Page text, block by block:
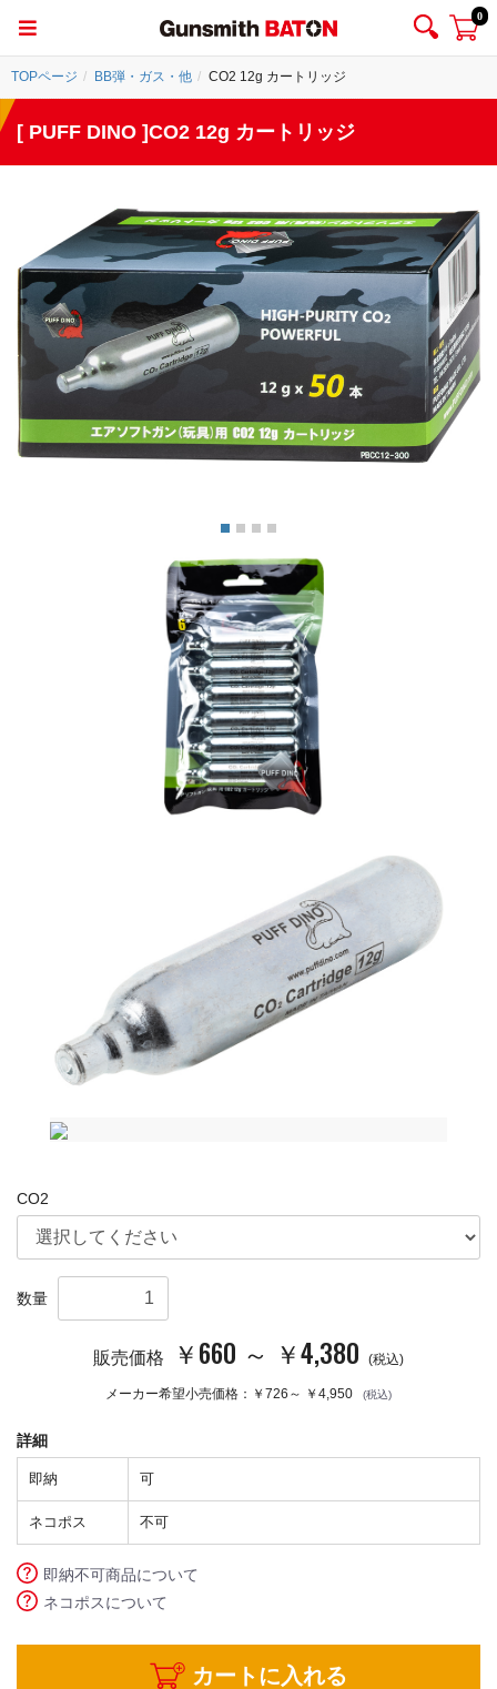
0
TOPページ BB弾・ガス・他 CO2 12g カートリッジ
[ PUFF DINO ]CO2 12g カートリッジ
CO2
数量
販売価格 ￥660 ～ ￥4,380 (税込)
メーカー希望小売価格： ￥726～ ￥4,950 (税込)
詳細
即納 可
ネコポス 不可
即納不可商品について
ネコポスについて
カートに入れる